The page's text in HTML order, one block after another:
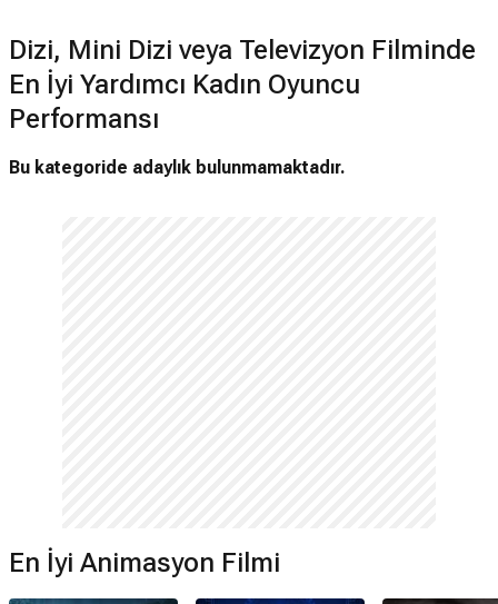
Dizi, Mini Dizi veya Televizyon Filminde
En İyi Yardımcı Kadın Oyuncu
Performansı
Bu kategoride adaylık bulunmamaktadır.
En İyi Animasyon Filmi